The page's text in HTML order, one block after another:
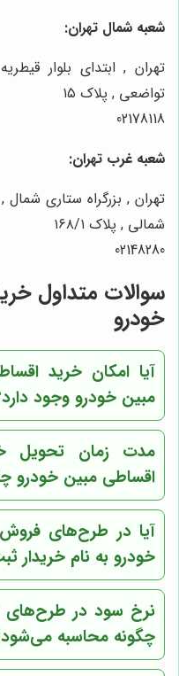
شعبه شمال تهران:
تهران , ابتدای بلوار
تواضعی , پلاک ۱۵
02178118
شعبه غرب تهران:
تهران , بزرگراه ستاری شمال ,
شمالی , پلاک ۱۶۸/۱
02148280
سوالات متداول
خودرو
آیا امکان خرید
مبین خودرو وجود
مدت زمان تحویل
اقساطی مبین خودرو
آیا در طرح‌های
خودرو به نام خریدار
نرخ سود در
چگونه محاسبه